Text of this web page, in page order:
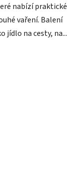
nabízí praktické
vaření. Balení
jídlo na cesty, na...